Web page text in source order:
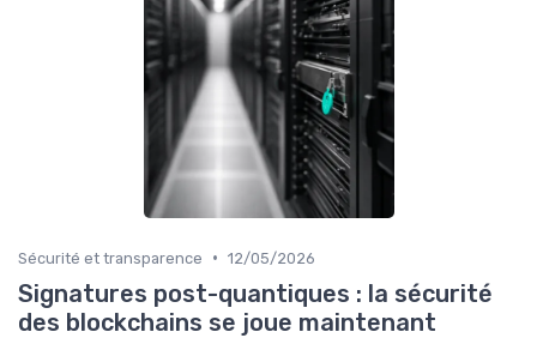
Sécurité et transparence • 12/05/2026
Signatures post-quantiques : la sécurité
des blockchains se joue maintenant